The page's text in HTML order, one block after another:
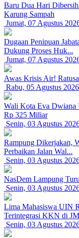
Baru Dua Hari
Karung Sampah
Jumat, 07 Agustus
Dugaan Penipuan
Dukung Proses Huk...
Jumat, 07 Agustus
Awas Krisis Air!
Rabu, 05 Agustus 2026
Wali Kota Eva Dwiana
Rp 325 Miliar
Senin, 03 Agustus
Rampung Dikerjakan,
Perbaikan Jalan Wal...
Senin, 03 Agustus
NasDem Lampung
Senin, 03 Agustus
Lima Mahasiswa UIN
Terintegrasi KKN di
Senin, 03 Agustus